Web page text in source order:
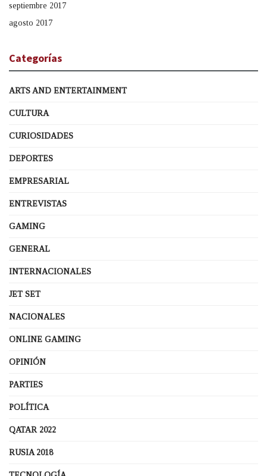
septiembre 2017
agosto 2017
Categorías
ARTS AND ENTERTAINMENT
CULTURA
CURIOSIDADES
DEPORTES
EMPRESARIAL
ENTREVISTAS
GAMING
GENERAL
INTERNACIONALES
JET SET
NACIONALES
ONLINE GAMING
OPINIÓN
PARTIES
POLÍTICA
QATAR 2022
RUSIA 2018